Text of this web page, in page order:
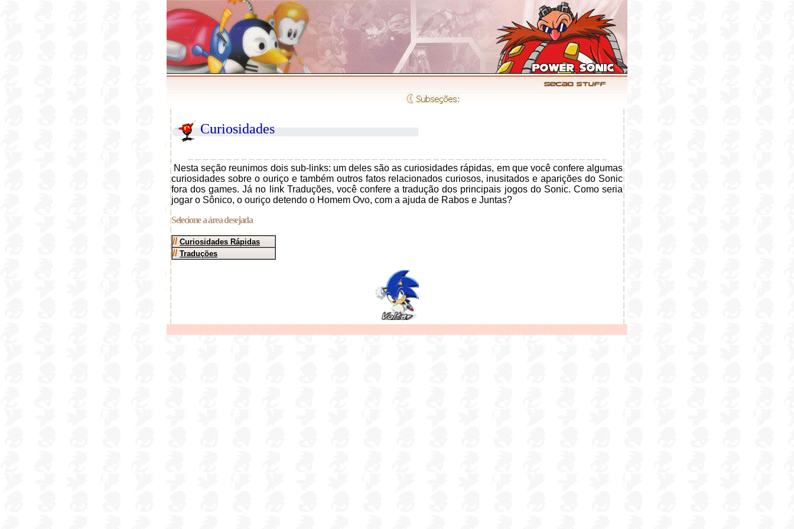
Curiosidades
Nesta seção reunimos dois sub-links: um deles são as curiosidades rápidas, em que você confere algumas
curiosidades sobre o ouriço e também outros fatos relacionados curiosos, inusitados e aparições do Sonic
fora dos games. Já no link Traduções, você confere a tradução dos principais jogos do Sonic. Como seria
jogar o Sônico, o ouriço detendo o Homem Ovo, com a ajuda de Rabos e Juntas?
Selecione a área desejada
// Curiosidades Rápidas
// Traduções